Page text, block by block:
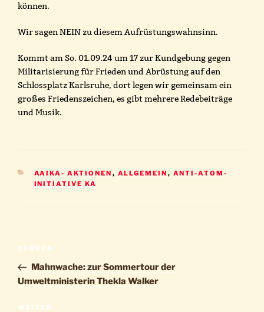
können.
Wir sagen NEIN zu diesem Aufrüstungswahnsinn.
Kommt am So. 01.09.24 um 17 zur Kundgebung gegen
Militarisierung für Frieden und Abrüstung auf den
Schlossplatz Karlsruhe, dort legen wir gemeinsam ein
großes Friedenszeichen, es gibt mehrere Redebeiträge
und Musik.
KATEGORIEN
AAIKA- AKTIONEN , ALLGEMEIN , ANTI-ATOM-
INITIATIVE KA
Beitragsnavigation
Vorheriger
Beitrag
ZURÜCK
Mahnwache: zur Sommertour der
Umweltministerin Thekla Walker
Nächster
WEITER